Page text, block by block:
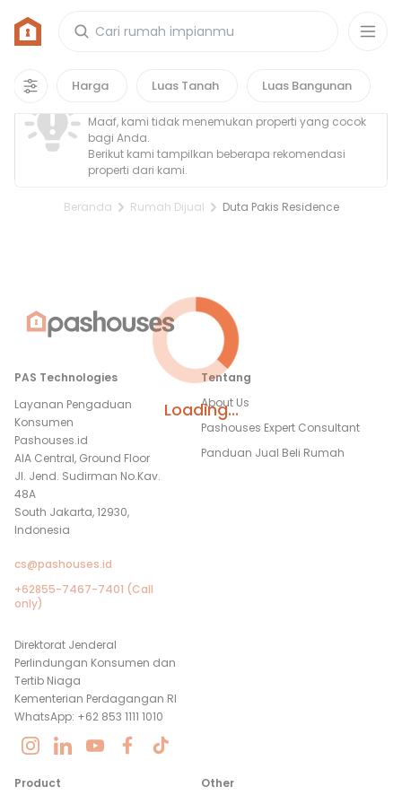
Harga Luas Tanah Luas Bangunan
Loading...
Rumah di Duta Pakis Residence
0properti
Property Tidak Ditemukan
Maaf, kami tidak menemukan properti yang cocok
bagi Anda.
Berikut kami tampilkan beberapa rekomendasi
properti dari kami.
Beranda Rumah Dijual Duta Pakis Residence
PAS Technologies
Layanan Pengaduan
Konsumen
Pashouses.id
AIA Central, Ground Floor
Jl. Jend. Sudirman No.Kav.
48A
South Jakarta, 12930,
Indonesia
cs@pashouses.id
+62855-7467-7401 (Call
only)
Direktorat Jenderal
Perlindungan Konsumen dan
Tertib Niaga
Kementerian Perdagangan RI
WhatsApp: +62 853 1111 1010
Tentang
About Us
Pashouses Expert Consultant
Panduan Jual Beli Rumah
Product
Other